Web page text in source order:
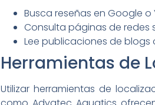
Busca reseñas en Google o
Consulta páginas de redes
Lee publicaciones de
Herramientas de
Utilizar herramientas de